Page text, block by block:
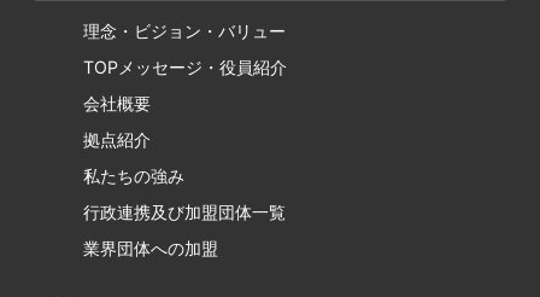
理念・ビジョン・バリュー
TOPメッセージ・役員紹介
会社概要
拠点紹介
私たちの強み
行政連携及び加盟団体一覧
業界団体への加盟